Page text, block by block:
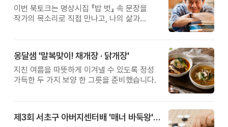
이번 북토크는 명상시집 『밥 벗』 속 문장을
작가의 목소리로 직접 만나고, 나의 삶과
옹달샘 '말복맞이! 채개장 · 닭개장'
지친 여름을 따뜻하게 이겨낼 수 있도록 정성
가득한 두 가지 보양 한 그릇을 준비했습니다.
제3회 서초구 아버지센터배 '매너 바둑왕' 대회